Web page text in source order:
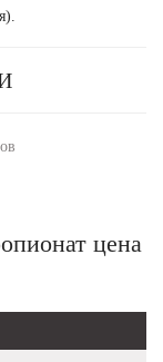
цена